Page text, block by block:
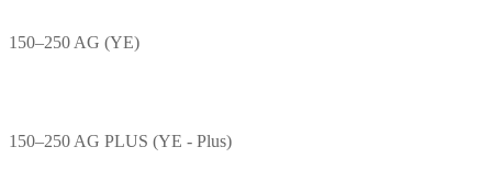
150–250 AG (YE)
150–250 AG PLUS (YE - Plus)